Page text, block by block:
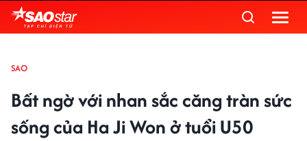
SAO
Bất ngờ với nhan sắc căng tràn sức
sống của Ha Ji Won ở tuổi U50